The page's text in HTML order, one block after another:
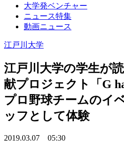
大学発ベンチャー
ニュース特集
動画ニュース
江戸川大学
江戸川大学の学生が
献プロジェクト「G
プロ野球チームのイ
ッフとして体験
2019.03.07 05:30